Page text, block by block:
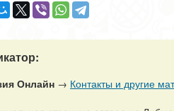
Онлайн → Контакты и другие